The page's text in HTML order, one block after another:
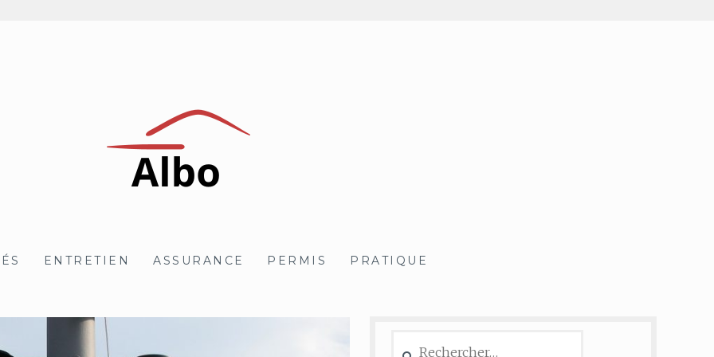
ENTRETIEN ASSURANCE PERMIS PRATIQUE